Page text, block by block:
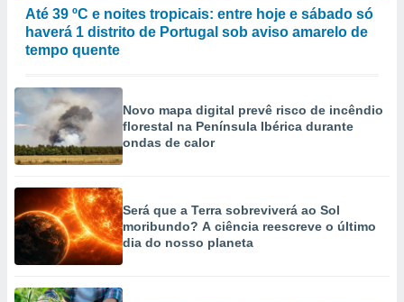
Até 39 ºC e noites tropicais: entre hoje e sábado só
haverá 1 distrito de Portugal sob aviso amarelo de
tempo quente
Novo mapa digital prevê risco de incêndio
florestal na Península Ibérica durante
ondas de calor
Será que a Terra sobreviverá ao Sol
moribundo? A ciência reescreve o último
dia do nosso planeta